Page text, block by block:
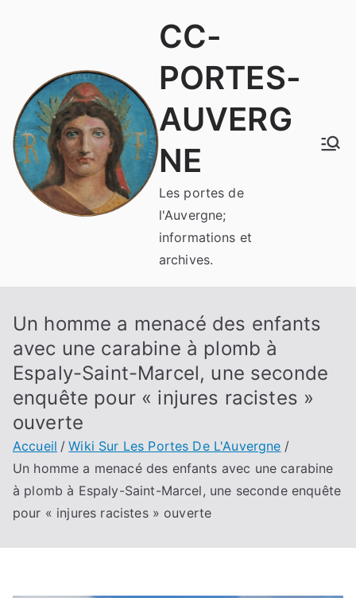
CC-
PORTES-
AUVERG
NE
Les portes de
l'Auvergne;
informations et
archives.
Un homme a menacé des enfants
avec une carabine à plomb à
Espaly-Saint-Marcel, une seconde
enquête pour « injures racistes »
ouverte
Accueil
Wiki Sur Les Portes De L'Auvergne
Un homme a menacé des enfants avec une carabine
à plomb à Espaly-Saint-Marcel, une seconde enquête
pour « injures racistes » ouverte